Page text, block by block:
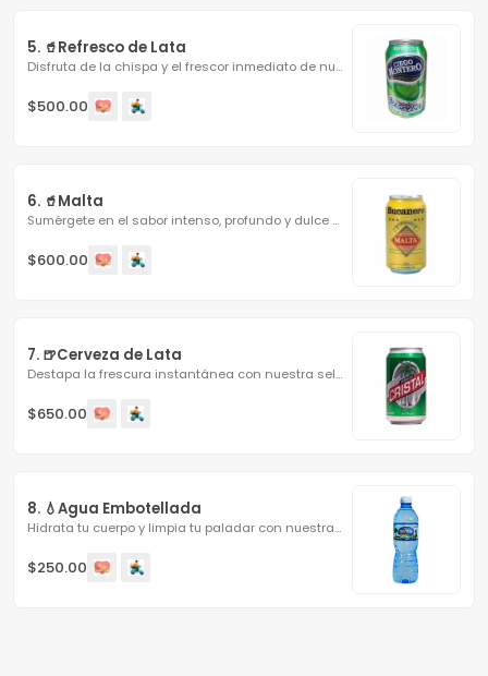
5. 🥤Refresco de Lata
Disfruta de la chispa y el frescor inmediato de nuestra...
$500.00
6. 🥤Malta
Sumérgete en el sabor intenso, profundo y dulce de nuestra...
$600.00
7. 🍺Cerveza de Lata
Destapa la frescura instantánea con nuestra selección de...
$650.00
8. 💧Agua Embotellada
Hidrata tu cuerpo y limpia tu paladar con nuestra agua...
$250.00